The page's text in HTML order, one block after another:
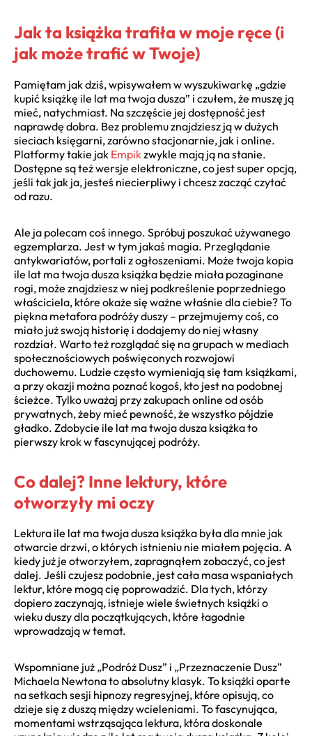
Jak ta książka trafiła w moje ręce (i
jak może trafić w Twoje)
Pamiętam jak dziś, wpisywałem w wyszukiwarkę „gdzie
kupić książkę ile lat ma twoja dusza” i czułem, że muszę ją
mieć, natychmiast. Na szczęście jej dostępność jest
naprawdę dobra. Bez problemu znajdziesz ją w dużych
sieciach księgarni, zarówno stacjonarnie, jak i online.
Platformy takie jak Empikzwykle mają ją na stanie.
Dostępne są też wersje elektroniczne, co jest super opcją,
jeśli tak jak ja, jesteś niecierpliwy i chcesz zacząć czytać
od razu.
Ale ja polecam coś innego. Spróbuj poszukać używanego
egzemplarza. Jest w tym jakaś magia. Przeglądanie
antykwariatów, portali z ogłoszeniami. Może twoja kopia
ile lat ma twoja dusza książka będzie miała pozaginane
rogi, może znajdziesz w niej podkreślenie poprzedniego
właściciela, które okaże się ważne właśnie dla ciebie? To
piękna metafora podróży duszy – przejmujemy coś, co
miało już swoją historię i dodajemy do niej własny
rozdział. Warto też rozglądać się na grupach w mediach
społecznościowych poświęconych rozwojowi
duchowemu. Ludzie często wymieniają się tam książkami,
a przy okazji można poznać kogoś, kto jest na podobnej
ścieżce. Tylko uważaj przy zakupach online od osób
prywatnych, żeby mieć pewność, że wszystko pójdzie
gładko. Zdobycie ile lat ma twoja dusza książka to
pierwszy krok w fascynującej podróży.
Co dalej? Inne lektury, które
otworzyły mi oczy
Lektura ile lat ma twoja dusza książka była dla mnie jak
otwarcie drzwi, o których istnieniu nie miałem pojęcia. A
kiedy już je otworzyłem, zapragnąłem zobaczyć, co jest
dalej. Jeśli czujesz podobnie, jest cała masa wspaniałych
lektur, które mogą cię poprowadzić. Dla tych, którzy
dopiero zaczynają, istnieje wiele świetnych książki o
wieku duszy dla początkujących, które łagodnie
wprowadzają w temat.
Wspomniane już „Podróż Dusz” i „Przeznaczenie Dusz”
Michaela Newtona to absolutny klasyk. To książki oparte
na setkach sesji hipnozy regresyjnej, które opisują, co
dzieje się z duszą między wcieleniami. To fascynująca,
momentami wstrząsająca lektura, która doskonale